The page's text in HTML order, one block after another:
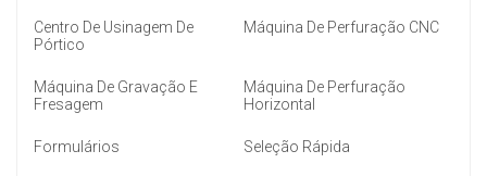
Centro De Usinagem De
Pórtico
Máquina De Perfuração CNC
Máquina De Gravação E
Fresagem
Máquina De Perfuração
Horizontal
Formulários Seleção Rápida